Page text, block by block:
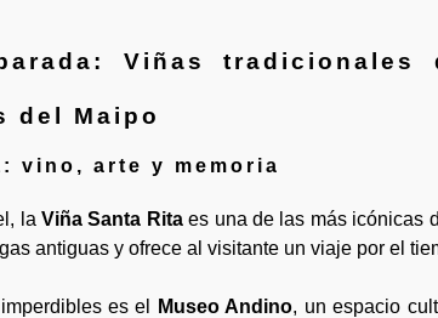
Viñas tradicionales
del Maipo
vino, arte y memoria
la Viña Santa Ritaes una de las más icónicas
antiguas y ofrece al visitante un viaje por el
es el Museo Andino, un espacio